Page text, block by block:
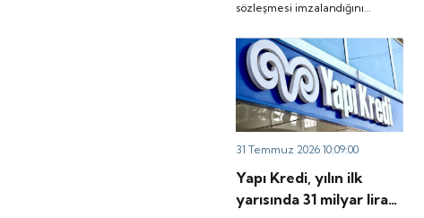
imzalandığını duyurdu.
sözleşmesi imzalandığını
31 Temmuz 2026 10:09:00
Yapı Kredi, yılın ilk
yarısında 31 milyar lira